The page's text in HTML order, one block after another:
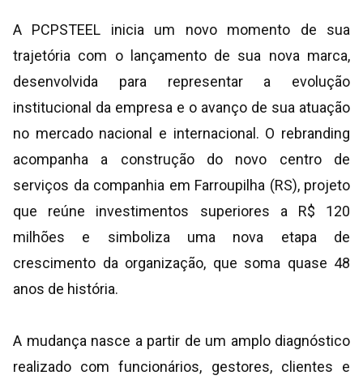
A PCPSTEEL inicia um novo momento de sua
trajetória com o lançamento de sua nova marca,
desenvolvida para representar a evolução
institucional da empresa e o avanço de sua atuação
no mercado nacional e internacional. O rebranding
acompanha a construção do novo centro de
serviços da companhia em Farroupilha (RS), projeto
que reúne investimentos superiores a R$ 120
milhões e simboliza uma nova etapa de
crescimento da organização, que soma quase 48
anos de história.
A mudança nasce a partir de um amplo diagnóstico
realizado com funcionários, gestores, clientes e